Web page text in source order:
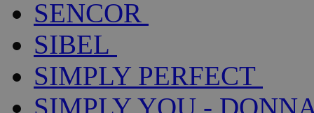
SENCOR
SIBEL
SIMPLY PERFECT